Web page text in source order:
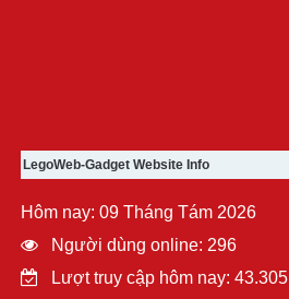
LegoWeb-Gadget Website Info
Hôm nay: 09 Tháng Tám 2026
Người dùng online: 296
Lượt truy cập hôm nay: 43.305